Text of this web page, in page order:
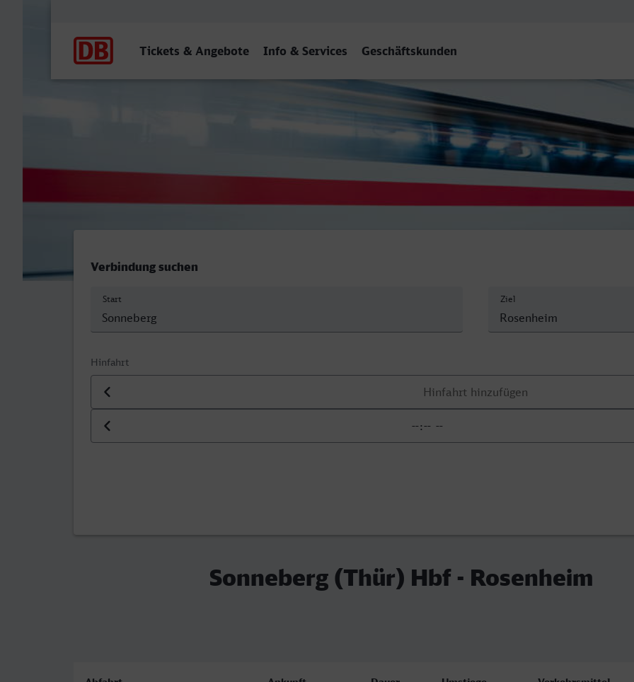
Tickets & Angebote Info & Services Geschäftskunden
Sonneberg (Thür) Hbf - Rosenheim
Verbindung suchen
Start Ziel
Hinfahrt
Datum der Hinfahrt
Uhrzeit der Hinfahrt
Sonneberg (Thür) Hbf - Rosenheim